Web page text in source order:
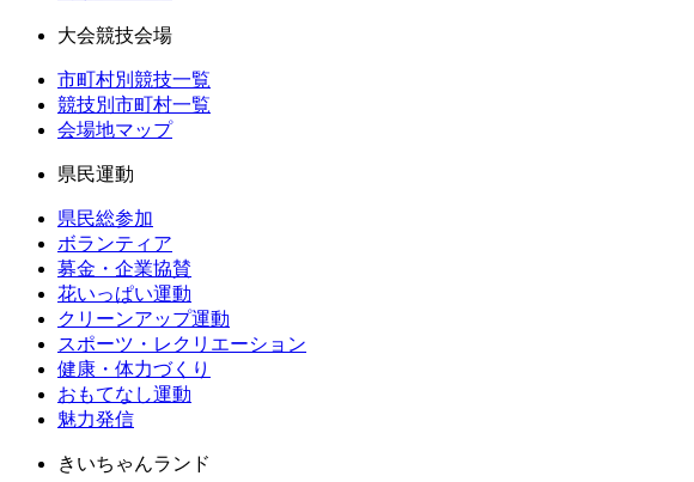
大会競技会場
市町村別競技一覧
競技別市町村一覧
会場地マップ
県民運動
県民総参加
ボランティア
募金・企業協賛
花いっぱい運動
クリーンアップ運動
スポーツ・レクリエーション
健康・体力づくり
おもてなし運動
魅力発信
きいちゃんランド